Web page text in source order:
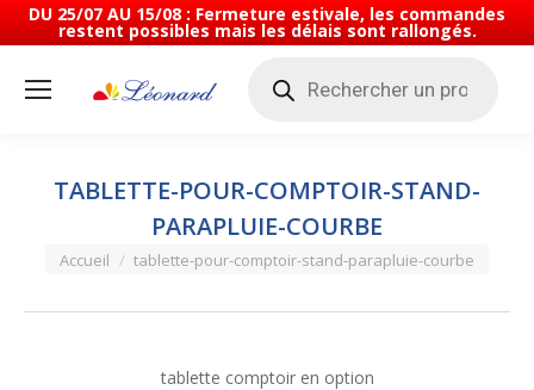
DU 25/07 AU 15/08 : Fermeture estivale, les commandes
restent possibles mais les délais sont rallongés.
produits
TABLETTE-POUR-COMPTOIR-STAND-
PARAPLUIE-COURBE
Vous êtes ici :
Accueil tablette-pour-comptoir-stand-parapluie-courbe
tablette comptoir en option